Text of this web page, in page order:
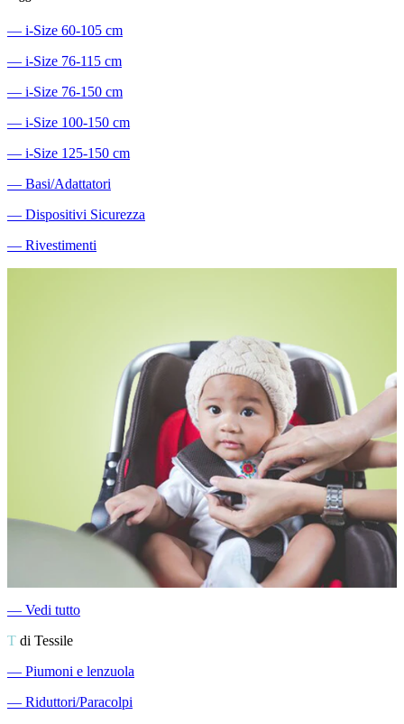
― i-Size 60-105 cm
― i-Size 76-115 cm
― i-Size 76-150 cm
― i-Size 100-150 cm
― i-Size 125-150 cm
― Basi/Adattatori
― Dispositivi Sicurezza
― Rivestimenti
― Vedi tutto
T di Tessile
― Piumoni e lenzuola
― Riduttori/Paracolpi